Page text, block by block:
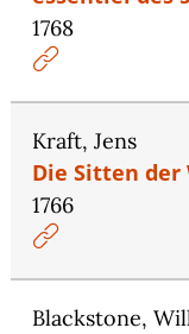
1768
Kraft, Jens
Die Sitten der
1766
Blackstone,